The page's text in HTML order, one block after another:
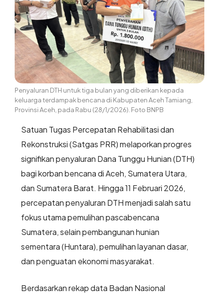
Penyaluran DTH untuk tiga bulan yang diberikan kepada
keluarga terdampak bencana di Kabupaten Aceh Tamiang,
Provinsi Aceh, pada Rabu (28/1/2026). Foto BNPB
Satuan Tugas Percepatan Rehabilitasi dan
Rekonstruksi (Satgas PRR) melaporkan progres
signifikan penyaluran Dana Tunggu Hunian (DTH)
bagi korban bencana di Aceh, Sumatera Utara,
dan Sumatera Barat. Hingga 11 Februari 2026,
percepatan penyaluran DTH menjadi salah satu
fokus utama pemulihan pascabencana
Sumatera, selain pembangunan hunian
sementara (Huntara), pemulihan layanan dasar,
dan penguatan ekonomi masyarakat.
Berdasarkan rekap data Badan Nasional